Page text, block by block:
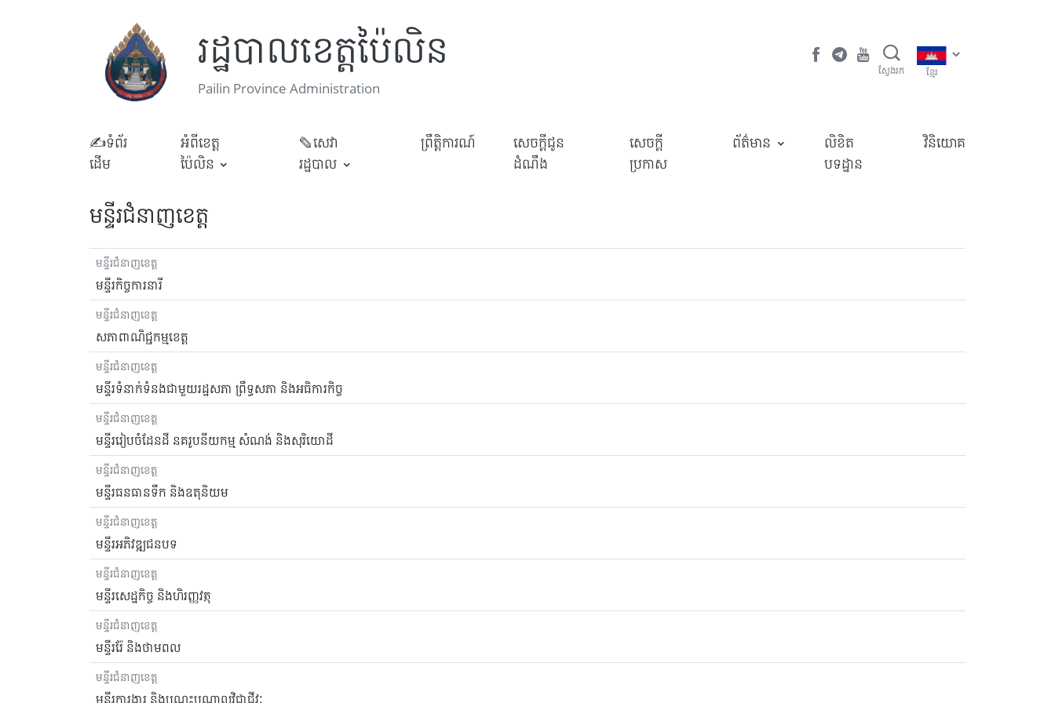
រដ្ឋបាលខេត្តប៉ៃលិន
Pailin Province Administration
ស្វែងរក ខ្មែរ
✍ទំព័រ
ដើម
អំពីខេត្ត
ប៉ៃលិន
✎សេវា
រដ្ឋបាល
ព្រឹត្តិការណ៍
សេចក្តីជូន
ដំណឹង
សេចក្តី
ប្រកាស
ព័ត៌មាន
លិខិត
បទដ្ឋាន
វិនិយោគ
មន្ទីរជំនាញខេត្ត
មន្ទីរជំនាញខេត្ត
មន្ទីរកិច្ចការនារី
មន្ទីរជំនាញខេត្ត
សភាពាណិជ្ជកម្មខេត្ត
មន្ទីរជំនាញខេត្ត
មន្ទីរទំនាក់ទំនងជាមួយរដ្ឋសភា ព្រឹទ្ធសភា និងអធិការកិច្ច
មន្ទីរជំនាញខេត្ត
មន្ទីររៀបចំដែនដី នគរូបនីយកម្ម សំណង់ និងសុរិយោដី
មន្ទីរជំនាញខេត្ត
មន្ទីរធនធានទឹក និងឧតុនិយម
មន្ទីរជំនាញខេត្ត
មន្ទីរអភិវឌ្ឍជនបទ
មន្ទីរជំនាញខេត្ត
មន្ទីរសេដ្ឋកិច្ច និងហិរញ្ញវត្ថុ
មន្ទីរជំនាញខេត្ត
មន្ទីររ៉ែ និងថាមពល
មន្ទីរជំនាញខេត្ត
មន្ទីរការងារ និងបណ្តុះបណ្តាលវិជ្ជាជីវៈ